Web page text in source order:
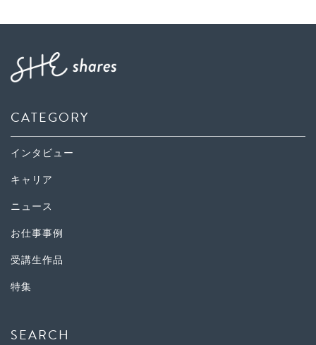
CATEGORY
インタビュー
キャリア
ニュース
お仕事事例
受講生作品
特集
SEARCH